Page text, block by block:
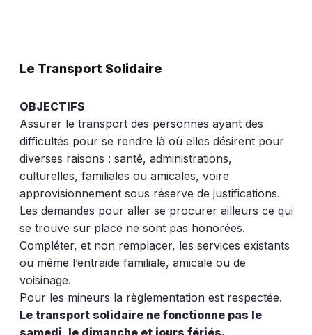
Le Transport Solidaire
OBJECTIFS
Assurer le transport des personnes ayant des
difficultés pour se rendre là où elles désirent pour
diverses raisons : santé, administrations,
culturelles, familiales ou amicales, voire
approvisionnement sous réserve de justifications.
Les demandes pour aller se procurer ailleurs ce qui
se trouve sur place ne sont pas honorées.
Compléter, et non remplacer, les services existants
ou même l’entraide familiale, amicale ou de
voisinage.
Pour les mineurs la règlementation est respectée.
Le transport solidaire ne fonctionne pas le